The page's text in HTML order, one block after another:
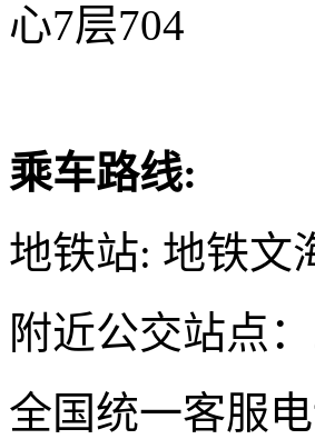
心7层704
乘车路线:
地铁站: 地铁文
附近公交站点
全国统一客服电